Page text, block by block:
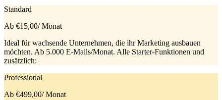
Standard
Ab €15,00/ Monat
Ideal für wachsende Unternehmen, die ihr Marketing ausbauen
möchten. Ab 5.000 E-Mails/Monat. Alle Starter-Funktionen und
zusätzlich:
Professional
Ab €499,00/ Monat